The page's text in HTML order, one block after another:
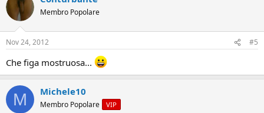
Membro Popolare
Nov 24, 2012 #5
Che figa mostruosa...
M Michele10
Membro Popolare VIP